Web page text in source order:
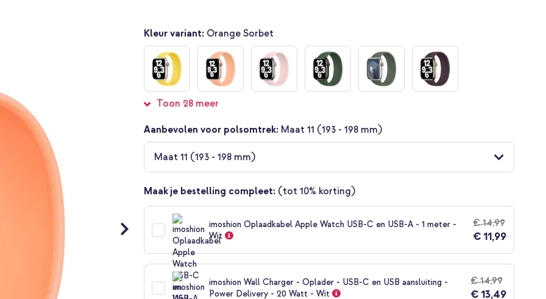
Kleur variant: Orange Sorbet
Toon 28 meer
Aanbevolen voor polsomtrek: Maat 11 (193 - 198 mm)
Maat 11 (193 - 198 mm)
Maak je bestelling compleet: (tot 10% korting)
imoshion Oplaadkabel Apple Watch USB-C en USB-A - 1 meter -
Wit
€ 14,99
€ 11,99
imoshion Wall Charger - Oplader - USB-C en USB aansluiting -
Power Delivery - 20 Watt - Wit
€ 14,99
€ 13,49